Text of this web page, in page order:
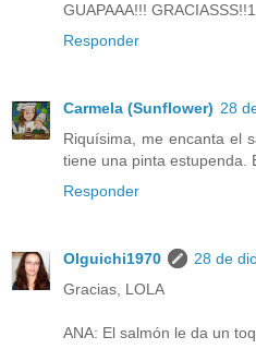
GUAPAAA!!! GRACIASSS!!1
Responder
Carmela (Sunflower) 28
Riquísima, me encanta el
tiene una pinta estupenda.
Responder
Olguichi1970
28 de
Gracias, LOLA
ANA: El salmón le da un